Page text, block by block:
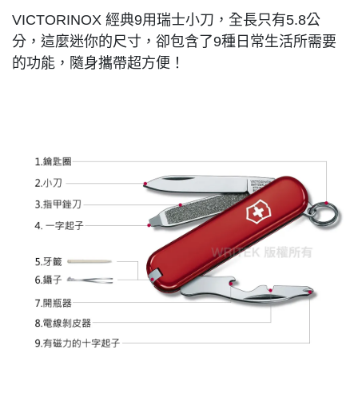
VICTORINOX 經典9用瑞士小刀，全長只有5.8公
分，這麼迷你的尺寸，卻包含了9種日常生活所需要
的功能，隨身攜帶超方便！